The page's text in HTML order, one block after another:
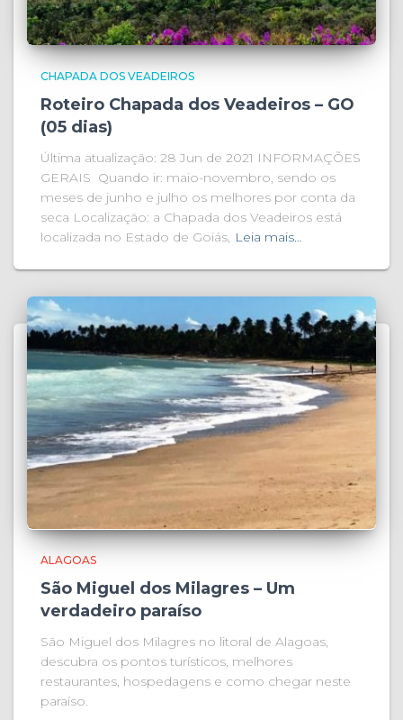
CHAPADA DOS VEADEIROS
Roteiro Chapada dos Veadeiros – GO
(05 dias)
Última atualização: 28 Jun de 2021 INFORMAÇÕES
GERAIS Quando ir: maio-novembro, sendo os
meses de junho e julho os melhores por conta da
seca Localização: a Chapada dos Veadeiros está
localizada no Estado de Goiás, Leia mais…
ALAGOAS
São Miguel dos Milagres – Um
verdadeiro paraíso
São Miguel dos Milagres no litoral de Alagoas,
descubra os pontos turísticos, melhores
restaurantes, hospedagens e como chegar neste
paraíso.